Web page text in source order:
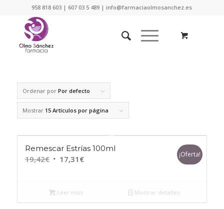
958 818 603 | 607 03 5 489 | info@farmaciaolmosanchez.es
Ordenar por Por defecto
Mostrar 15 Artículos por página
Remescar Estrías 100ml
19,42€ El
era:
17,31 €El
¡Oferta!
Leer más Mostrar detalles